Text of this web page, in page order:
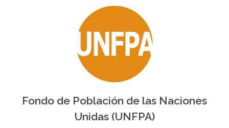
Fondo de Población de las Naciones
Unidas (UNFPA)